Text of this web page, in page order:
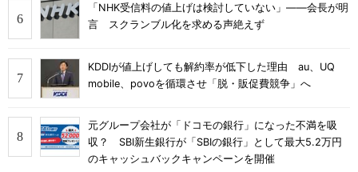
「NHK受信料の値上げは検討していない」――会長が明
言 スクランブル化を求める声絶えず
KDDIが値上げしても解約率が低下した理由 au、UQ
mobile、povoを循環させ「脱・販促費競争」へ
元グループ会社が「ドコモの銀行」になった不満を吸
収？ SBI新生銀行が「SBIの銀行」として最大5.2万円
のキャッシュバックキャンペーンを開催